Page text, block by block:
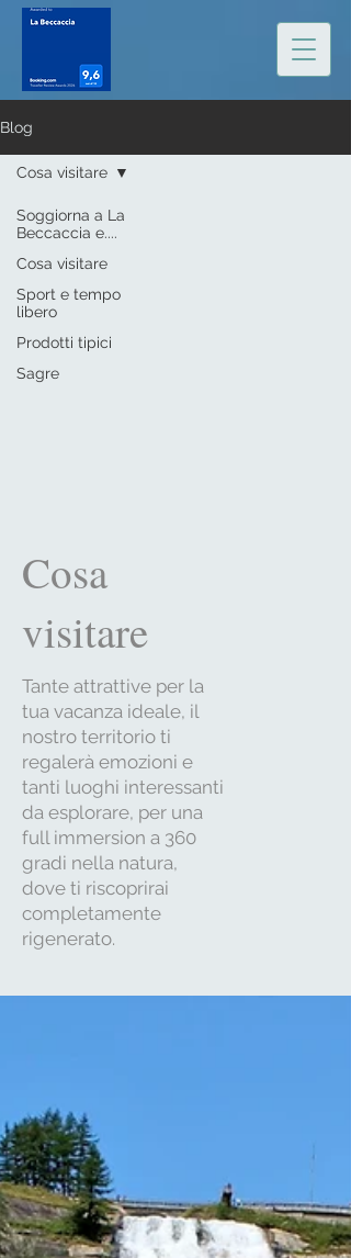
Blog
Soggiorna a La
Beccaccia e....
Cosa visitare
Sport e tempo
libero
Prodotti tipici
Sagre
Cosa visitare
Cosa
visitare
Tante attrattive per la
tua vacanza ideale, il
nostro territorio ti
regalerà emozioni e
tanti luoghi interessanti
da esplorare, per una
full immersion a 360
gradi nella natura,
dove ti riscoprirai
completamente
rigenerato.